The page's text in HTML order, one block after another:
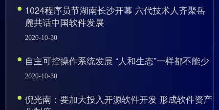
1024程序员节湖南长沙开幕 六代技术人齐聚岳
麓共话中国软件发展
2020-10-30
自主可控操作系统发展 “人和生态”一样都不能少
2020-10-30
倪光南：要加大投入开源软件开发 形成软件资产